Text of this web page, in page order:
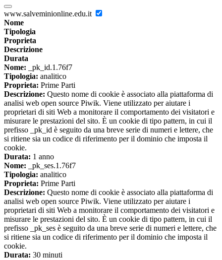
www.salveminionline.edu.it
Nome
Tipologia
Proprieta
Descrizione
Durata
Nome: _pk_id.1.76f7
Tipologia: analitico
Proprieta: Prime Parti
Descrizione: Questo nome di cookie è associato alla piattaforma di
analisi web open source Piwik. Viene utilizzato per aiutare i
proprietari di siti Web a monitorare il comportamento dei visitatori e
misurare le prestazioni del sito. È un cookie di tipo pattern, in cui il
prefisso _pk_id è seguito da una breve serie di numeri e lettere, che
si ritiene sia un codice di riferimento per il dominio che imposta il
cookie.
Durata: 1 anno
Nome: _pk_ses.1.76f7
Tipologia: analitico
Proprieta: Prime Parti
Descrizione: Questo nome di cookie è associato alla piattaforma di
analisi web open source Piwik. Viene utilizzato per aiutare i
proprietari di siti Web a monitorare il comportamento dei visitatori e
misurare le prestazioni del sito. È un cookie di tipo pattern, in cui il
prefisso _pk_ses è seguito da una breve serie di numeri e lettere, che
si ritiene sia un codice di riferimento per il dominio che imposta il
cookie.
Durata: 30 minuti